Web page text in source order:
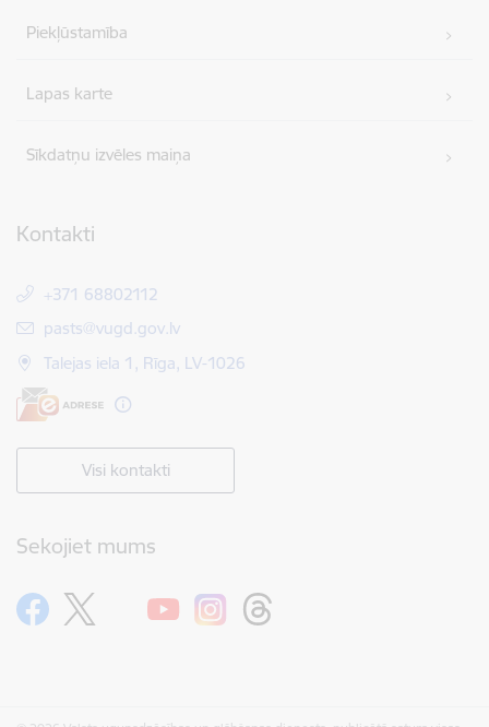
Piekļūstamība
Lapas karte
Sīkdatņu izvēles maiņa
Kontakti
+371 68802112
E-pasts:
pasts@vugd.gov.lv
Talejas iela 1, Rīga, LV-1026
Visi kontakti
Sekojiet mums